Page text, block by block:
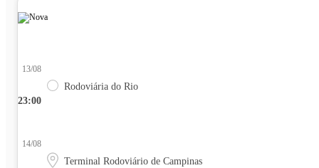
23:00
13/08
Rodoviária do Rio
14/08
Terminal Rodoviário de Campinas